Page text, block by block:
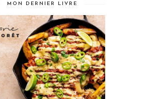
MON DERNIER LIVRE